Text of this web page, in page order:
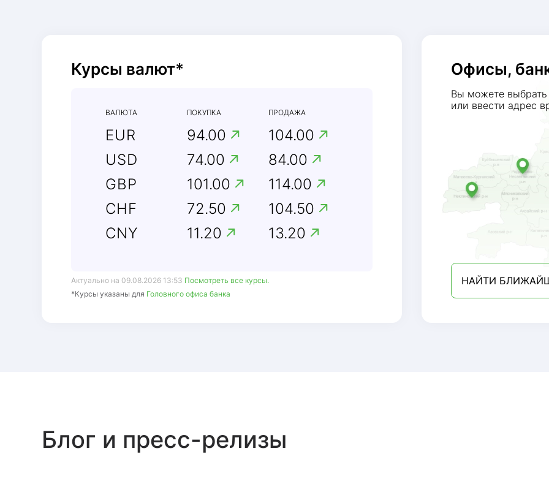
Курсы валют*
ВАЛЮТА ПОКУПКА ПРОДАЖА
EUR 94.00
104.00
USD
74.00
84.00
GBP
101.00
114.00
CHF
72.50
104.50
CNY
11.20 13.20
Актуально на 09.08.2026 13:53 Посмотреть все курсы.
*Курсы указаны для Головного офиса банка
Офисы,
Вы можете выбрать
или ввести адрес
НАЙТИ
Блог и пресс-релизы